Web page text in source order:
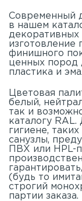
Современный
в нашем
изготовление
финишного
ценных пород
пластика и
Цветовая
белый,
так и
каталогу
гигиене,
санузлы,
ПВХ или HPL-
(будь то
строгий
партии заказа.